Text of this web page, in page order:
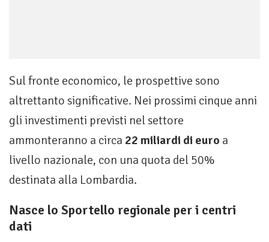
Sul fronte economico, le prospettive sono
altrettanto significative. Nei prossimi cinque anni
gli investimenti previsti nel settore
ammonteranno a circa 22 miliardi di euro a
livello nazionale, con una quota del 50%
destinata alla Lombardia.
Nasce lo Sportello regionale per i centri
dati